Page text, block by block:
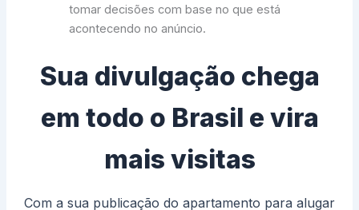
tomar decisões com base no que está
acontecendo no anúncio.
Sua divulgação chega
em todo o Brasil e vira
mais visitas
Com a sua publicação do apartamento para alugar